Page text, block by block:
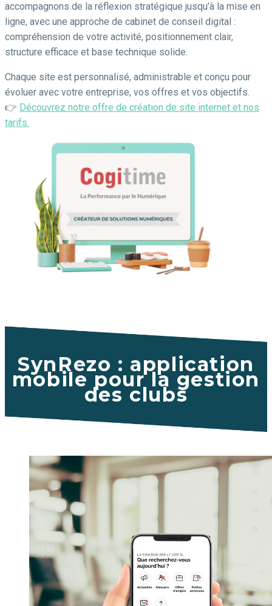
accompagnons de la réflexion stratégique jusqu’à la mise en
ligne, avec une approche de cabinet de conseil digital :
compréhension de votre activité, positionnement clair,
structure efficace et base technique solide.
Chaque site est personnalisé, administrable et conçu pour
évoluer avec votre entreprise, vos offres et vos objectifs.
👉 Découvrez notre offre de création de site internet et nos
tarifs.
SynRezo : application
mobile pour la gestion
des clubs